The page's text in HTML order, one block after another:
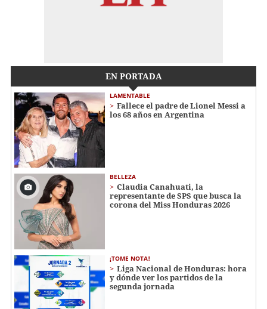
EN PORTADA
LAMENTABLE
Fallece el padre de Lionel Messi a
los 68 años en Argentina
BELLEZA
Claudia Canahuati, la
representante de SPS que busca la
corona del Miss Honduras 2026
¡TOME NOTA!
Liga Nacional de Honduras: hora
y dónde ver los partidos de la
segunda jornada